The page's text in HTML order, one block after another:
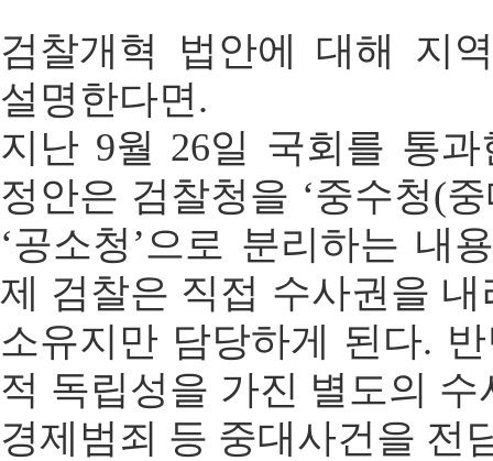
검찰개혁 법안에 대해 지
설명한다면.
지난 9월 26일 국회를 통
정안은 검찰청을 ‘중수청(
‘공소청’으로 분리하는 내
제 검찰은 직접 수사권을
소유지만 담당하게 된다.
적 독립성을 가진 별도의 수
경제범죄 등 중대사건을 전